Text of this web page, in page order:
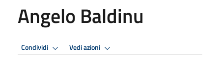
Angelo Baldinu
Condividi Vedi azioni